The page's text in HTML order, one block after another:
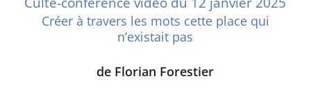
Créer à travers les mots cette place qui
n’existait pas
de Florian Forestier